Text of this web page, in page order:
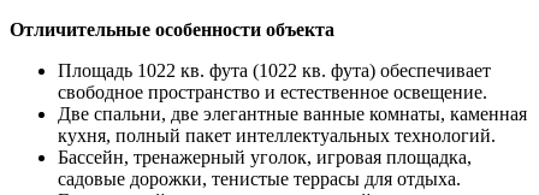
Отличительные особенности объекта
Площадь 1022 кв. фута (1022 кв. фута) обеспечивает
свободное пространство и естественное освещение.
Две спальни, две элегантные ванные комнаты, каменная
кухня, полный пакет интеллектуальных технологий.
Бассейн, тренажерный уголок, игровая площадка,
садовые дорожки, тенистые террасы для отдыха.